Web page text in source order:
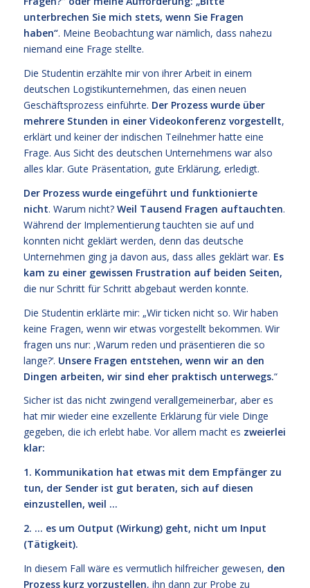
unterbrechen Sie mich stets, wenn Sie Fragen
haben“. Meine Beobachtung war nämlich, dass nahezu
niemand eine Frage stellte.
Die Studentin erzählte mir von ihrer Arbeit in einem
deutschen Logistikunternehmen, das einen neuen
Geschäftsprozess einführte. Der Prozess wurde über
mehrere Stunden in einer Videokonferenz vorgestellt,
erklärt und keiner der indischen Teilnehmer hatte eine
Frage. Aus Sicht des deutschen Unternehmens war also
alles klar. Gute Präsentation, gute Erklärung, erledigt.
Der Prozess wurde eingeführt und funktionierte
nicht. Warum nicht? Weil Tausend Fragen auftauchten.
Während der Implementierung tauchten sie auf und
konnten nicht geklärt werden, denn das deutsche
Unternehmen ging ja davon aus, dass alles geklärt war. Es
kam zu einer gewissen Frustration auf beiden Seiten,
die nur Schritt für Schritt abgebaut werden konnte.
Die Studentin erklärte mir: „Wir ticken nicht so. Wir haben
keine Fragen, wenn wir etwas vorgestellt bekommen. Wir
fragen uns nur: ,Warum reden und präsentieren die so
lange?‘. Unsere Fragen entstehen, wenn wir an den
Dingen arbeiten, wir sind eher praktisch unterwegs.“
Sicher ist das nicht zwingend verallgemeinerbar, aber es
hat mir wieder eine exzellente Erklärung für viele Dinge
gegeben, die ich erlebt habe. Vor allem macht es zweierlei
klar:
1. Kommunikation hat etwas mit dem Empfänger zu
tun, der Sender ist gut beraten, sich auf diesen
einzustellen, weil …
2. … es um Output (Wirkung) geht, nicht um Input
(Tätigkeit).
In diesem Fall wäre es vermutlich hilfreicher gewesen, den
Prozess kurz vorzustellen, ihn dann zur Probe zu